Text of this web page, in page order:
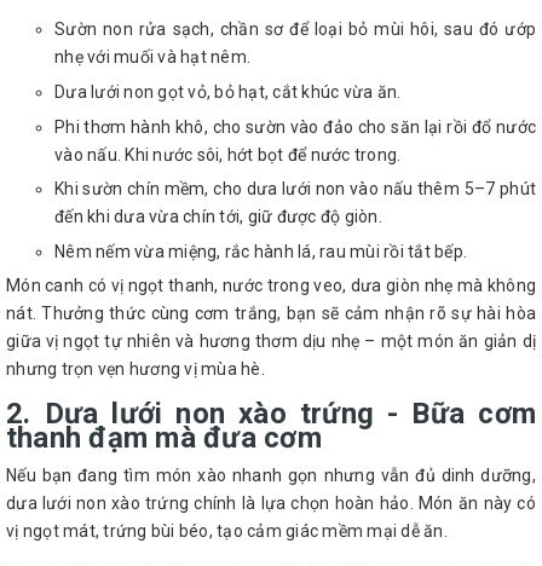
Sườn non rửa sạch, chần sơ để loại bỏ mùi hôi, sau đó ướp
nhẹ với muối và hạt nêm.
Dưa lưới non gọt vỏ, bỏ hạt, cắt khúc vừa ăn.
Phi thơm hành khô, cho sườn vào đảo cho săn lại rồi đổ nước
vào nấu. Khi nước sôi, hớt bọt để nước trong.
Khi sườn chín mềm, cho dưa lưới non vào nấu thêm 5–7 phút
đến khi dưa vừa chín tới, giữ được độ giòn.
Nêm nếm vừa miệng, rắc hành lá, rau mùi rồi tắt bếp.
Món canh có vị ngọt thanh, nước trong veo, dưa giòn nhẹ mà không
nát. Thưởng thức cùng cơm trắng, bạn sẽ cảm nhận rõ sự hài hòa
giữa vị ngọt tự nhiên và hương thơm dịu nhẹ – một món ăn giản dị
nhưng trọn vẹn hương vị mùa hè.
2. Dưa lưới non xào trứng - Bữa cơm
thanh đạm mà đưa cơm
Nếu bạn đang tìm món xào nhanh gọn nhưng vẫn đủ dinh dưỡng,
dưa lưới non xào trứng chính là lựa chọn hoàn hảo. Món ăn này có
vị ngọt mát, trứng bùi béo, tạo cảm giác mềm mại dễ ăn.